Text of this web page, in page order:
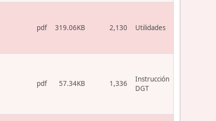
pdf 319.06KB 2,130 Utilidades
pdf 57.34KB 1,336
Instrucción
DGT